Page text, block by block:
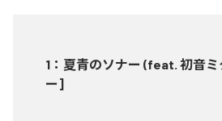
1 ： 夏青のソナー (feat. 初音
ー]